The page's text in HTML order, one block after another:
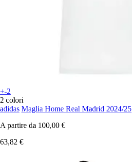
+-2
2 colori
adidas Maglia Home Real Madrid 2024/25
A partire da 100,00 €
63,82 €